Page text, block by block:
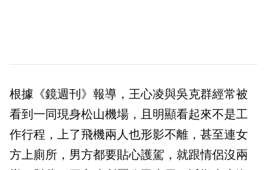
根據《鏡週刊》報導，王心凌與吳克群經常被
看到一同現身松山機場，且明顯看起來不是工
作行程，上了飛機兩人也形影不離，甚至連女
方上廁所，男方都要貼心護駕，就跟情侶沒兩